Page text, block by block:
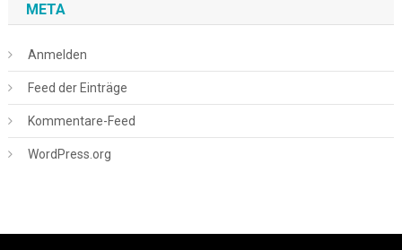
META
Anmelden
Feed der Einträge
Kommentare-Feed
WordPress.org